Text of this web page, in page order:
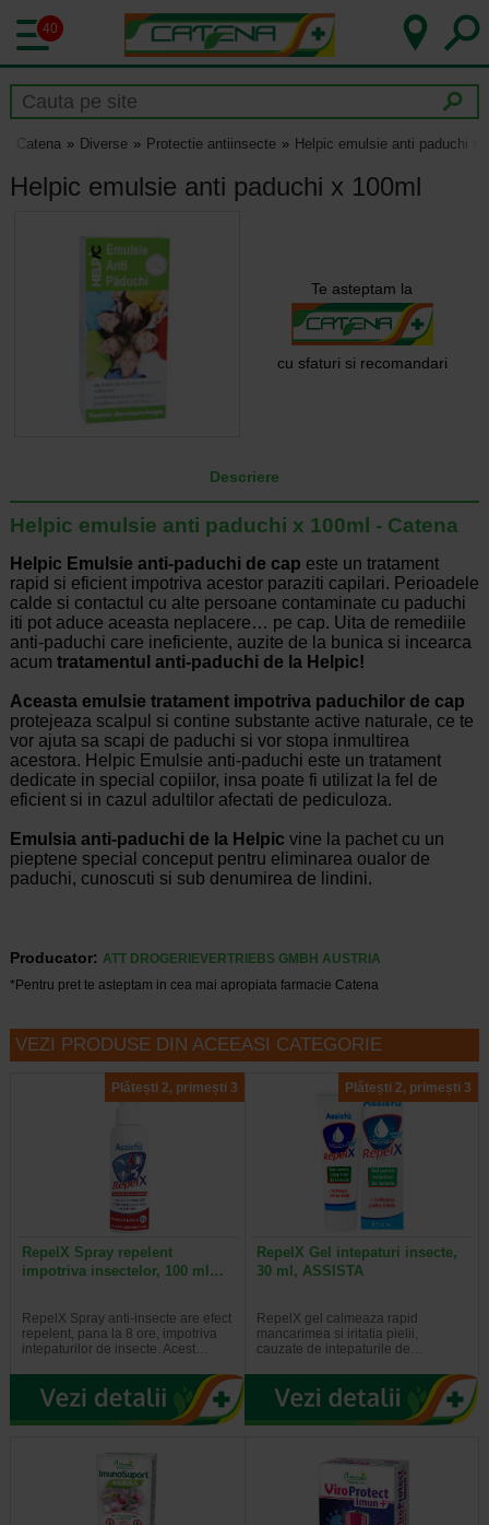
40
Catena Diverse Protectie antiinsecte Helpic emulsie anti paduchi x
Helpic emulsie anti paduchi x 100ml
Te asteptam la
cu sfaturi si recomandari
Descriere
Helpic emulsie anti paduchi x 100ml - Catena
Helpic Emulsie anti-paduchi de cap este un tratament
rapid si eficient impotriva acestor paraziti capilari. Perioadele
calde si contactul cu alte persoane contaminate cu paduchi
iti pot aduce aceasta neplacere… pe cap. Uita de remediile
anti-paduchi care ineficiente, auzite de la bunica si incearca
acum tratamentul anti-paduchi de la Helpic!
Aceasta emulsie tratament impotriva paduchilor de cap
protejeaza scalpul si contine substante active naturale, ce te
vor ajuta sa scapi de paduchi si vor stopa inmultirea
acestora. Helpic Emulsie anti-paduchi este un tratament
dedicate in special copiilor, insa poate fi utilizat la fel de
eficient si in cazul adultilor afectati de pediculoza.
Emulsia anti-paduchi de la Helpic vine la pachet cu un
pieptene special conceput pentru eliminarea oualor de
paduchi, cunoscuti si sub denumirea de lindini.
Producator: ATT DROGERIEVERTRIEBS GMBH AUSTRIA
*Pentru pret te asteptam in cea mai apropiata farmacie Catena
VEZI PRODUSE DIN ACEEASI CATEGORIE
Plătești 2, primești 3
RepelX Spray repelent
impotriva insectelor, 100 ml…
RepelX Spray anti-insecte are efect
repelent, pana la 8 ore, impotriva
intepaturilor de insecte. Acest…
Plătești 2, primești 3
RepelX Gel intepaturi insecte,
30 ml, ASSISTA
RepelX gel calmeaza rapid
mancarimea si iritatia pielii,
cauzate de intepaturile de…